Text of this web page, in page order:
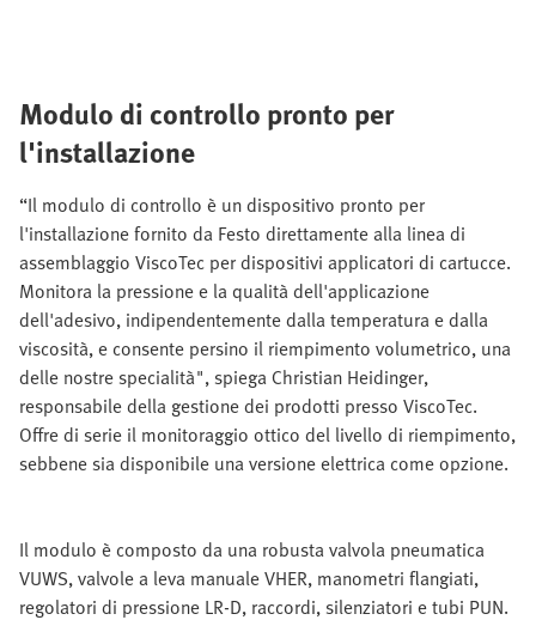
Modulo di controllo pronto per
l'installazione
“Il modulo di controllo è un dispositivo pronto per
l'installazione fornito da Festo direttamente alla linea di
assemblaggio ViscoTec per dispositivi applicatori di cartucce.
Monitora la pressione e la qualità dell'applicazione
dell'adesivo, indipendentemente dalla temperatura e dalla
viscosità, e consente persino il riempimento volumetrico, una
delle nostre specialità", spiega Christian Heidinger,
responsabile della gestione dei prodotti presso ViscoTec.
Offre di serie il monitoraggio ottico del livello di riempimento,
sebbene sia disponibile una versione elettrica come opzione.
Il modulo è composto da una robusta valvola pneumatica
VUWS, valvole a leva manuale VHER, manometri flangiati,
regolatori di pressione LR-D, raccordi, silenziatori e tubi PUN.